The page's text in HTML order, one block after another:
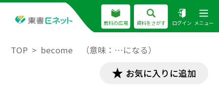
教科の広場 資料をさがす ログイン メニュー
TOP become （意味：…になる）
お気に入りに追加